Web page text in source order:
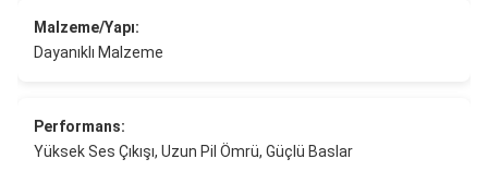
Malzeme/Yapı:
Dayanıklı Malzeme
Performans:
Yüksek Ses Çıkışı, Uzun Pil Ömrü, Güçlü Baslar